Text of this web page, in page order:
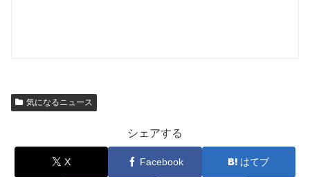
気になるニュース
シェアする
X Facebook はてブ